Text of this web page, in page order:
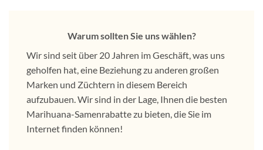
Warum sollten Sie uns wählen?
Wir sind seit über 20 Jahren im Geschäft, was uns
geholfen hat, eine Beziehung zu anderen großen
Marken und Züchtern in diesem Bereich
aufzubauen. Wir sind in der Lage, Ihnen die besten
Marihuana-Samenrabatte zu bieten, die Sie im
Internet finden können!